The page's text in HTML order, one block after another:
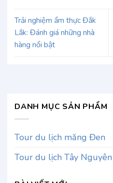
Trải nghiệm ẩm thực Đắk
Lắk: Đánh giá những nhà
hàng nổi bật
DANH MỤC SẢN PHẨM
Tour du lịch măng Đen
Tour du lịch Tây Nguyên